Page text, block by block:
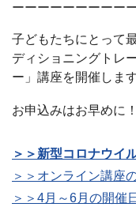
ーーーーーーーーー
子どもたちにとって
ディショニングトレ
ー」講座を開催します
お申込みはお早めに！
＞＞新型コロナウイ
＞＞オンライン講座
＞＞4月～6月の開催